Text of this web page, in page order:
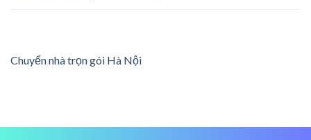
Chuyển nhà trọn gói Hà Nội